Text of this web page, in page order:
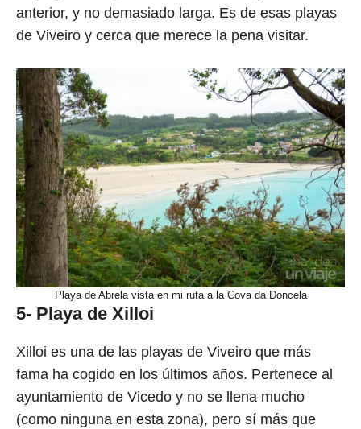
anterior, y no demasiado larga. Es de esas playas
de Viveiro y cerca que merece la pena visitar.
Playa de Abrela vista en mi ruta a la Cova da Doncela
5- Playa de Xilloi
Xilloi es una de las playas de Viveiro que más
fama ha cogido en los últimos años. Pertenece al
ayuntamiento de Vicedo y no se llena mucho
(como ninguna en esta zona), pero sí más que